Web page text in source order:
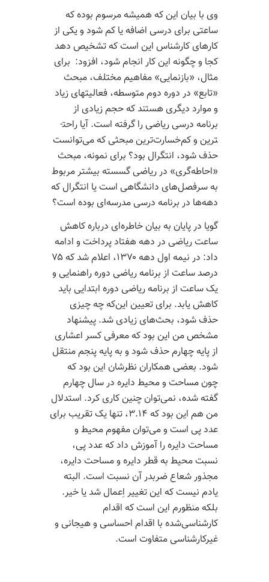
وی با بیان این که همیشه مرسوم بوده که
ساعتی برای درسی اضافه یا کم شود و یکی از
کارهای کارشناس این است که تشخیص دهد
کجا و چگونه این کار انجام شود، افزود: برای
مثال، «بازنمایی» مفاهیم مختلف، مبحث
«تابع» در دوره دوم متوسطه، فعالیت­های زیاد
و موارد دیگری هستند که حجم زیادی از
برنامه درسی ریاضی را گرفته است. آیا راحت­
ترین و کم‌­خسارت‌­ترین مبحثی که می­‌توانست
حذف شود، انتگرال بود؟ برای نمونه، مبحث
«احاطه‌­گری» در ریاضی گسسته بیشتر مربوط
به سرفصل­‌های دانشگاهی است یا انتگرال که
دهه­‌ها در برنامه درسی مدرسه­‌ای بوده است؟
گویا در پایان به بیان خاطره‌ای درباره کاهش
ساعت ریاضی در دهه هفتاد پرداخت و ادامه
داد: در نیمه اول دهه ۱۳۷۰، اعلام شد که ۷۵
درصد ساعت از برنامه ریاضی دوره راهنمایی و
یک ساعت از برنامه ریاضی دوره ابتدایی باید
کاهش یابد. برای تعیین این‌که چه چیزی
حذف شود، بحث­‌های زیادی شد. پیشنهاد
مشخص من این بود که معرفی کسر اعشاری
از پایه چهارم حذف شود و به پایه پنجم منتقل
شود. بعضی همکاران نظرشان این بود که
چون مساحت و محیط دایره در سال چهارم
گفته شده، نمی­‌توان چنین کاری کرد. استدلال
من هم این بود که ۳.۱۴، تنها یک تقریب برای
عدد پی است و می‌­توان مفهوم محیط و
مساحت دایره را آموزش داد که عدد پی،
نسبت محیط به قطر دایره و مساحت دایره،
مجذور شعاع ضربدر آن نسبت است. البته
یادم نیست که این تغییر اِعمال شد یا خیر.
بلکه منظورم این است که اقدام
کارشناسی‌شده با اقدام احساسی و هیجانی و
غیرکارشناسی متفاوت است.